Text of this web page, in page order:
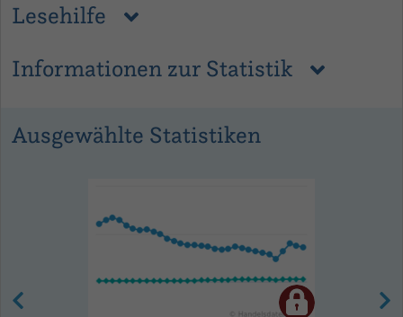
Lesehilfe
Informationen zur Statistik
Ausgewählte Statistiken